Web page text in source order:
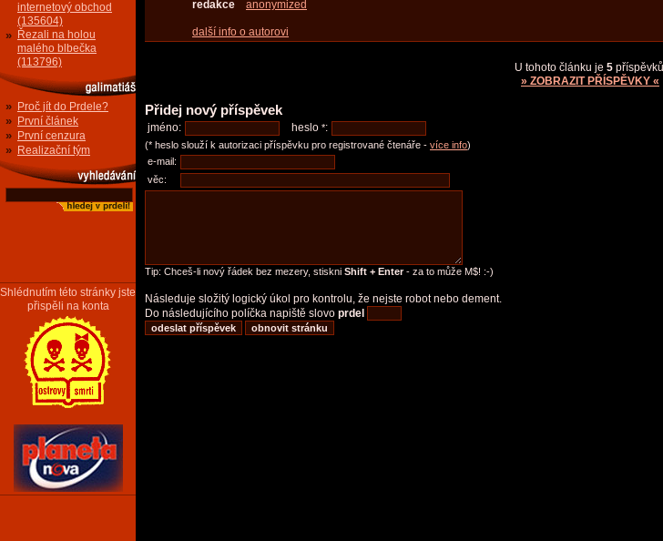
internetový obchod
(135604)
» Řezali na holou
malého blbečka
(113796)
» Proč jít do Prdele?
» První článek
» První cenzura
» Realizační tým
Shlédnutím této stránky jste
přispěli na konta
redakce
anonymized
další info o autorovi
U tohoto článku je 5
» ZOBRAZIT PŘÍSPĚVKY «
Přidej nový příspěvek
jméno: heslo *:
(* heslo slouží k autorizaci příspěvku pro registrované čtenáře - více info)
e-mail:
věc:
Tip: Chceš-li nový řádek bez mezery, stiskni Shift + Enter- za to může M$! :-)
Následuje složitý logický úkol pro kontrolu, že nejste robot nebo dement.
Do následujícího políčka napiště slovo prdel